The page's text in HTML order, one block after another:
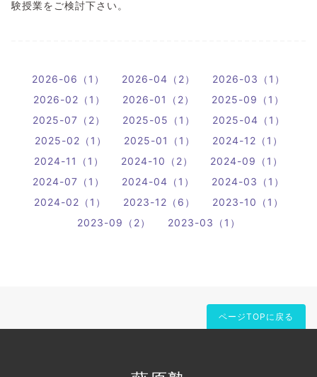
験授業をご検討下さい。
2026-06（1） 2026-04（2）
2026-03（1）
2026-02（1）
2026-01（2）
2025-09（1）
2025-07（2）
2025-05（1）
2025-04（1）
2025-02（1）
2025-01（1）
2024-12（1）
2024-11（1）
2024-10（2）
2024-09（1）
2024-07（1）
2024-04（1）
2024-03（1）
2024-02（1）
2023-12（6）
2023-10（1）
2023-09（2）
2023-03（1）
ページTOPに戻る